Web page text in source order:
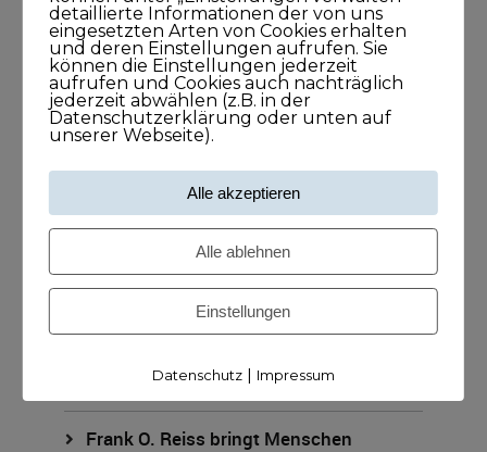
Meine Podcasts
Andreas Dämon ist der Geburtshelfer
für Lösungen
26. November 2021
Frank O. Reiss bringt Menschen
detaillierte Informationen der von uns
eingesetzten Arten von Cookies erhalten
und deren Einstellungen aufrufen. Sie
können die Einstellungen jederzeit
aufrufen und Cookies auch nachträglich
jederzeit abwählen (z.B. in der
Datenschutzerklärung oder unten auf
unserer Webseite).
Alle akzeptieren
Alle ablehnen
Einstellungen
Datenschutz| Impressum